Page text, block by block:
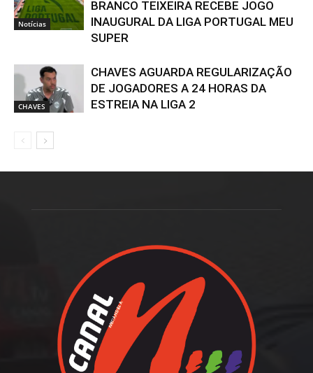
Notícias
BRANCO TEIXEIRA RECEBE JOGO
INAUGURAL DA LIGA PORTUGAL MEU
SUPER
CHAVES
CHAVES AGUARDA REGULARIZAÇÃO
DE JOGADORES A 24 HORAS DA
ESTREIA NA LIGA 2